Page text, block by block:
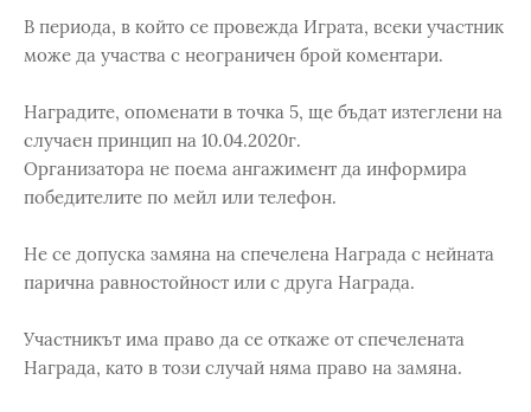
В периода, в който се провежда Играта, всеки участник
може да участва с неограничен брой коментари.
Наградите, опоменати в точка 5, ще бъдат изтеглени на
случаен принцип на 10.04.2020г.
Организатора не поема ангажимент да информира
победителите по мейл или телефон.
Не се допуска замяна на спечелена Награда с нейната
парична равностойност или с друга Награда.
Участникът има право да се откаже от спечелената
Награда, като в този случай няма право на замяна.